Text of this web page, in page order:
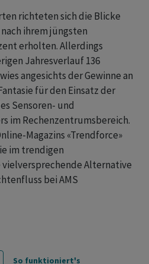
richteten sich die Blicke
ihrem jüngsten
erholten. Allerdings
Jahresverlauf 136
angesichts der Gewinne an
für den Einsatz der
Sensoren- und
im Rechenzentrumsbereich.
Magazins «Trendforce»
im trendigen
Alternative
bei AMS
So funktioniert's